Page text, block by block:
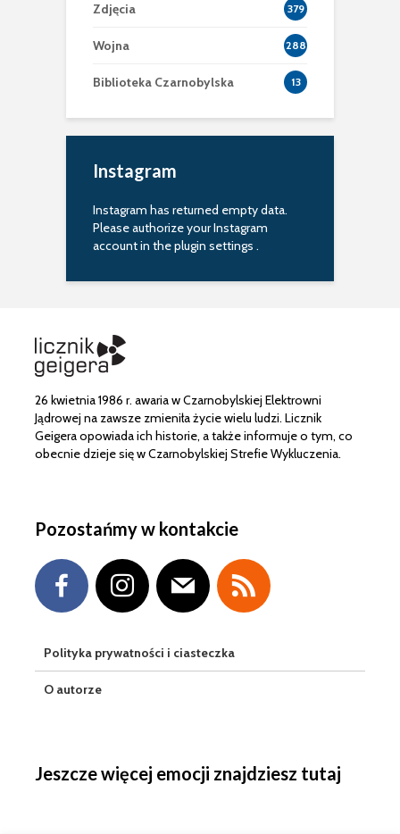
Zdjęcia 379
Wojna 288
Biblioteka Czarnobylska 13
Instagram
Instagram has returned empty data.
Please authorize your Instagram
account in theplugin settings .
26 kwietnia 1986 r. awaria w Czarnobylskiej Elektrowni
Jądrowej na zawsze zmieniła życie wielu ludzi. Licznik
Geigera opowiada ich historie, a także informuje o tym, co
obecnie dzieje się w Czarnobylskiej Strefie Wykluczenia.
Pozostańmy w kontakcie
Polityka prywatności i ciasteczka
O autorze
Jeszcze więcej emocji znajdziesz tutaj